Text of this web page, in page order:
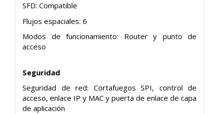
SFD: Compatible
Flujos espaciales: 6
Modos de funcionamiento: Router y punto de
acceso
Seguridad
Seguridad de red: Cortafuegos SPI, control de
acceso, enlace IP y MAC y puerta de enlace de capa
de aplicación